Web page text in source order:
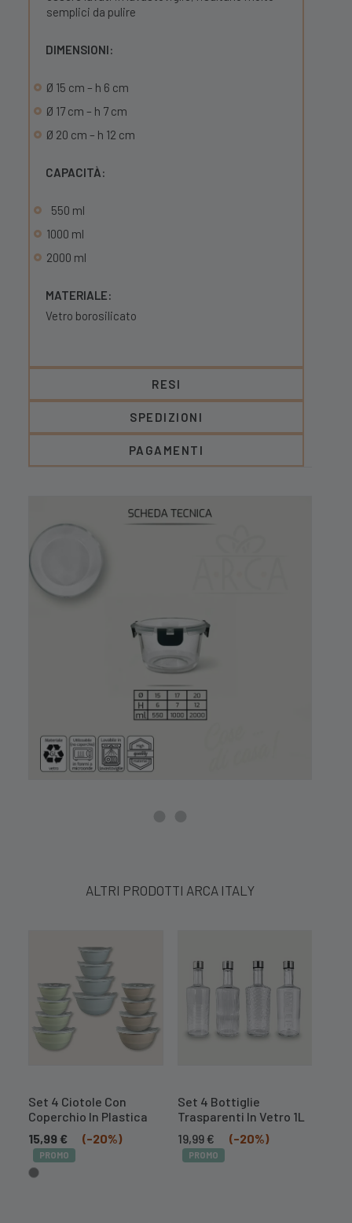
semplici da pulire
DIMENSIONI:
Ø 15 cm – h 6 cm
Ø 17 cm – h 7 cm
Ø 20 cm – h 12 cm
CAPACITÀ:
550 ml
1000 ml
2000 ml
MATERIALE:
Vetro borosilicato
RESI
SPEDIZIONI
PAGAMENTI
ALTRI PRODOTTI ARCA ITALY
Set 4 Ciotole Con
Coperchio In Plastica
15,99 € (-20%)
PROMO
Set 4 Bottiglie
Trasparenti In Vetro 1L
Il
prezzo
originale
19,99€
prezzo
attuale
(-20%)
PROMO